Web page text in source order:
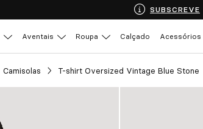
SUBSCREVE
Aventais Roupa Calçado Acessórios
Camisolas T-shirt Oversized Vintage Blue Stone